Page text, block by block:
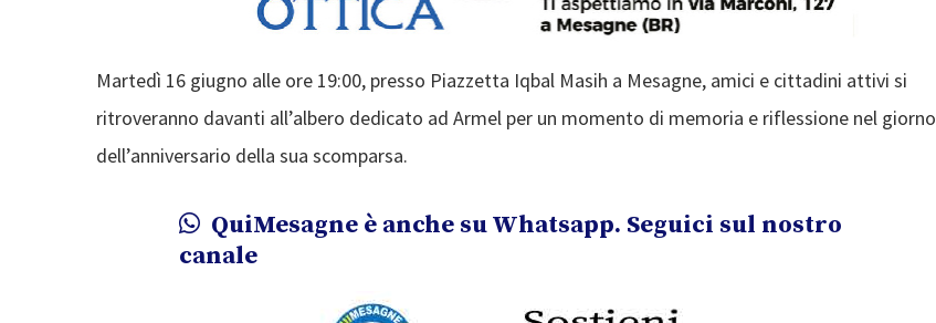
Martedì 16 giugno alle ore 19:00, presso Piazzetta Iqbal Masih a Mesagne, amici e cittadini attivi si
ritroveranno davanti all’albero dedicato ad Armel per un momento di memoria e riflessione nel giorno
dell’anniversario della sua scomparsa.
QuiMesagne è anche su Whatsapp. Seguici sul nostro
canale